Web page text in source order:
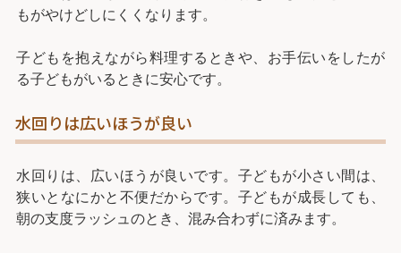
もがやけどしにくくなります。
子どもを抱えながら料理するときや、お手伝いをしたが
る子どもがいるときに安心です。
水回りは広いほうが良い
水回りは、広いほうが良いです。子どもが小さい間は、
狭いとなにかと不便だからです。子どもが成長しても、
朝の支度ラッシュのとき、混み合わずに済みます。